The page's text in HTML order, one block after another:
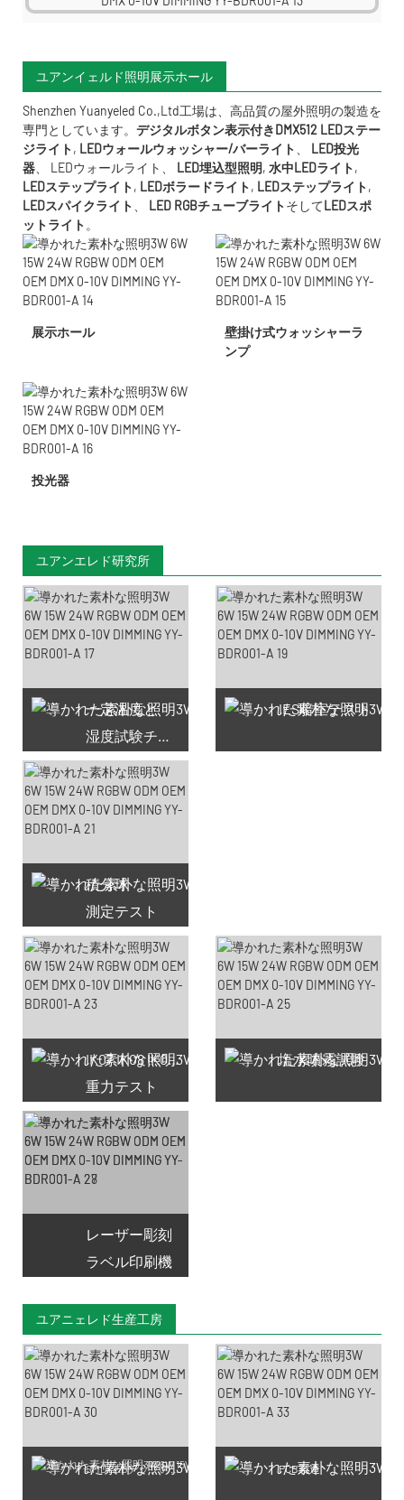
ユアンイェルド照明展示ホール
Shenzhen Yuanyeled Co.,Ltd工場は、高品質の屋外照明の製造を
専門としています。 デジタルボタン表示付きDMX512 LEDステー
ジライト, LEDウォールウォッシャー/バーライト
LED投光
器
LEDウォールライト LED埋込型照明, 水中LEDライト,
LEDステップライト, LEDボラードライト, LEDステップライト,
LEDスパイクライト
LED RGBチューブライトそしてLEDスポ
ットライト 。
展示ホール
壁掛け式ウォッシャーラ
ンプ
投光器
ユアンエレド研究所
一定温度と
湿度試験チャンバー
IES暗室テスト
積分球
測定テスト
利用可能なクーポン66件
IK07 IK08 IK09 IK10
重力テスト
塩水噴霧試験
レーザー彫刻
ラベル印刷機
ユアニェレド生産工房
SMD LEDチップの製造 PCB製造